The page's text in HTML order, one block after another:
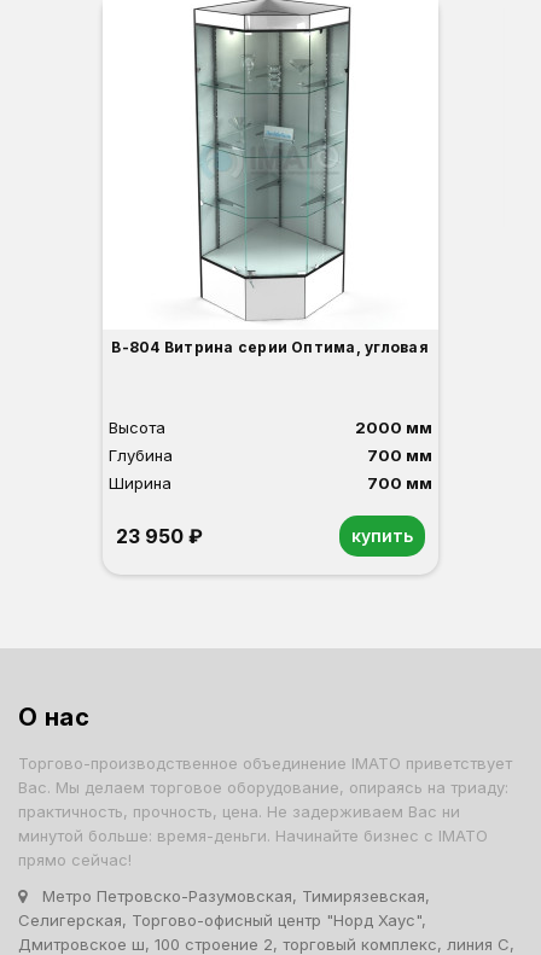
В-804 Витрина серии Оптима, угловая
Высота
2000 мм
Глубина
700 мм
Ширина
700 мм
23 950 ₽ купить
О нас
Торгово-производственное объединение IMATO приветствует
Вас. Мы делаем торговое оборудование, опираясь на триаду:
практичность, прочность, цена. Не задерживаем Вас ни
минутой больше: время-деньги. Начинайте бизнес с IMATO
прямо сейчас!
Метро Петровско-Разумовская, Тимирязевская,
Селигерская, Торгово-офисный центр "Норд Хаус",
Дмитровское ш, 100 строение 2, торговый комплекс, линия С,